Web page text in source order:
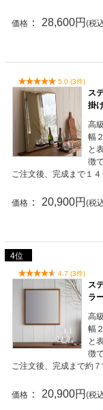
価格 ： 28,600円 (税
5.0 (3件)
ス
掛
高
幅
と
徴
ご注文後、完成まで１４
価格 ： 20,900円 (税
4位
4.7 (3件)
ス
ラ
高
幅
と
徴
ご注文後、完成まで約７
価格 ： 20,900円 (税